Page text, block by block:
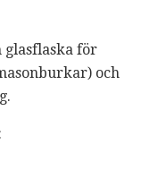
glasflaska för
och